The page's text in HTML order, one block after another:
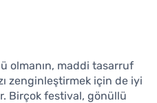
olmanın, maddi tasarruf
zenginleştirmek için de iyi
Birçok festival, gönüllü